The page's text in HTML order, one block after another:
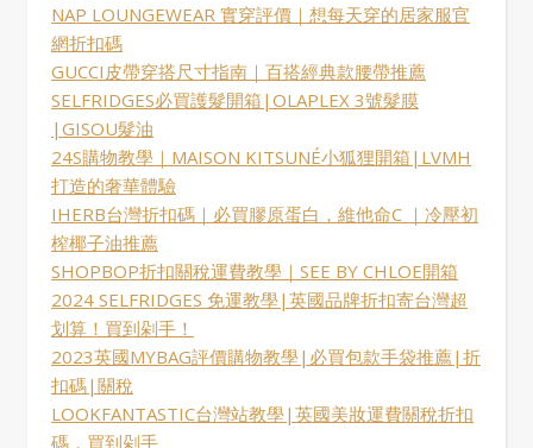
NAP LOUNGEWEAR 實穿評價｜想每天穿的居家服官
網折扣碼
GUCCI皮帶穿搭尺寸指南｜百搭經典款腰帶推薦
SELFRIDGES必買護髮開箱|OLAPLEX 3號髮膜
|GISOU髮油
24S購物教學｜MAISON KITSUNÉ小狐狸開箱|LVMH
打造的奢華體驗
IHERB台灣折扣碼｜必買膠原蛋白，維他命C ｜冷壓初
榨椰子油推薦
SHOPBOP折扣關稅運費教學｜SEE BY CHLOE開箱
2024 SELFRIDGES 免運教學|英國品牌折扣寄台灣超
划算！買到剁手！
2023英國MYBAG評價購物教學|必買包款手袋推薦|折
扣碼|關稅
LOOKFANTASTIC台灣站教學|英國美妝運費關稅折扣
碼，買到剁手